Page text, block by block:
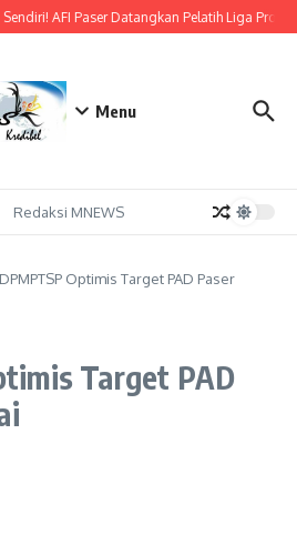
AFI Paser Datangkan Pelatih Liga
Menu
Redaksi MNEWS
DPMPTSP Optimis Target PAD Paser
Target PAD